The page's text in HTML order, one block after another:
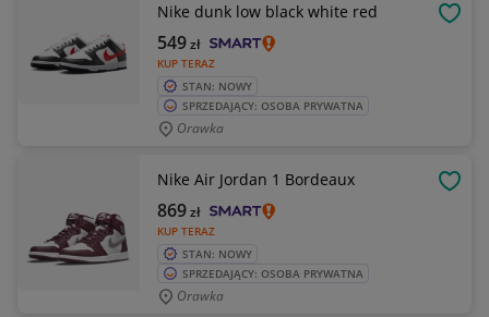
Nike dunk low black white red
KUP TERAZ
549zł
STAN: NOWY
SPRZEDAJĄCY: OSOBA PRYWATNA
Orawka
Nike Air Jordan 1 Bordeaux
KUP TERAZ
869zł
STAN: NOWY
SPRZEDAJĄCY: OSOBA PRYWATNA
Orawka